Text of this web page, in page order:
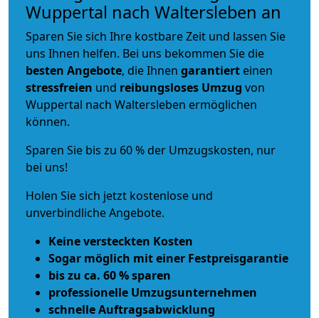
Wuppertal nach Waltersleben an
Sparen Sie sich Ihre kostbare Zeit und lassen Sie
uns Ihnen helfen. Bei uns bekommen Sie die
besten Angebote, die Ihnen garantiert einen
stressfreien und reibungsloses Umzug von
Wuppertal nach Waltersleben ermöglichen
können.
Sparen Sie bis zu 60 % der Umzugskosten, nur
bei uns!
Holen Sie sich jetzt kostenlose und
unverbindliche Angebote.
Keine versteckten Kosten
Sogar möglich mit einer Festpreisgarantie
bis zu ca. 60 % sparen
professionelle Umzugsunternehmen
schnelle Auftragsabwicklung